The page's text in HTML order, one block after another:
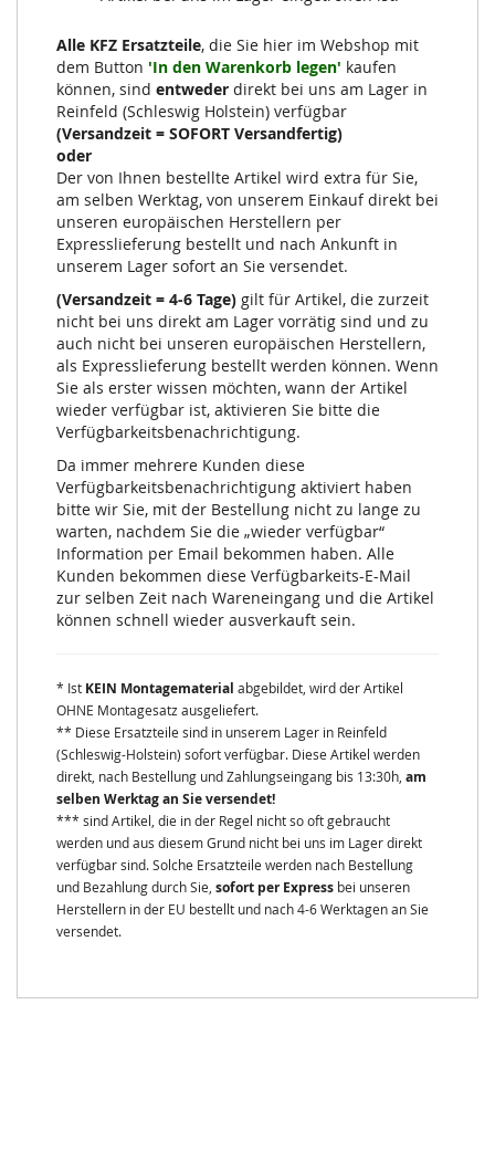
Alle KFZ Ersatzteile, die Sie hier im Webshop mit
dem Button 'In den Warenkorb legen' kaufen
können, sind entweder direkt bei uns am Lager in
Reinfeld (Schleswig Holstein) verfügbar
(Versandzeit = SOFORT Versandfertig)
oder
Der von Ihnen bestellte Artikel wird extra für Sie,
am selben Werktag, von unserem Einkauf direkt bei
unseren europäischen Herstellern per
Expresslieferung bestellt und nach Ankunft in
unserem Lager sofort an Sie versendet.
(Versandzeit = 4-6 Tage) gilt für Artikel, die zurzeit
nicht bei uns direkt am Lager vorrätig sind und zu
auch nicht bei unseren europäischen Herstellern,
als Expresslieferung bestellt werden können. Wenn
Sie als erster wissen möchten, wann der Artikel
wieder verfügbar ist, aktivieren Sie bitte die
Verfügbarkeitsbenachrichtigung.
Da immer mehrere Kunden diese
Verfügbarkeitsbenachrichtigung aktiviert haben
bitte wir Sie, mit der Bestellung nicht zu lange zu
warten, nachdem Sie die „wieder verfügbar“
Information per Email bekommen haben. Alle
Kunden bekommen diese Verfügbarkeits-E-Mail
zur selben Zeit nach Wareneingang und die Artikel
können schnell wieder ausverkauft sein.
* Ist KEIN Montagematerial abgebildet, wird der Artikel
OHNE Montagesatz ausgeliefert.
** Diese Ersatzteile sind in unserem Lager in Reinfeld
(Schleswig-Holstein) sofort verfügbar. Diese Artikel werden
direkt, nach Bestellung und Zahlungseingang bis 13:30h, am
selben Werktag an Sie versendet!
*** sind Artikel, die in der Regel nicht so oft gebraucht
werden und aus diesem Grund nicht bei uns im Lager direkt
verfügbar sind. Solche Ersatzteile werden nach Bestellung
und Bezahlung durch Sie, sofort per Express bei unseren
Herstellern in der EU bestellt und nach 4-6 Werktagen an Sie
versendet.